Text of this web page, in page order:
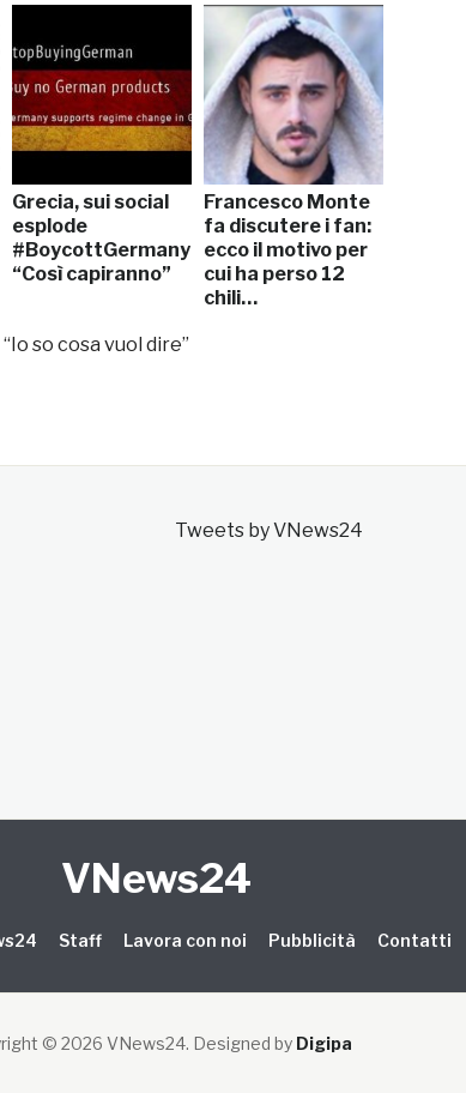
Grecia, sui social
esplode
#BoycottGermany:
“Così capiranno”
Francesco Monte
fa discutere i fan:
ecco il motivo per
cui ha perso 12
chili…
so cosa vuol dire”
Tweets by VNews24
VNews24
Staff Lavora con noi Pubblicità Contatti
© 2026 VNews24. Designed by Digipa